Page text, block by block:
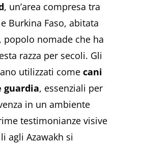
, un’area compresa tra
Burkina Faso, abitata
, popolo nomade che ha
razza per secoli. Gli
utilizzati comecani
guardia, essenziali per
in un ambiente
testimonianze visive
agli Azawakh si